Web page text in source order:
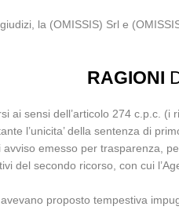
la (OMISSIS) Srl e
RAGIONI
ai sensi dell’articolo 274 c.p.c.
l’unicita’ della sentenza di
emesso per trasparenza,
del secondo ricorso, con cui
proposto tempestiva